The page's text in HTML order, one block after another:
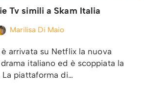
Tv simili a Skam Italia
Marilisa Di Maio
arrivata su Netflix la nuova
italiano ed è scoppiata la
La piattaforma di…